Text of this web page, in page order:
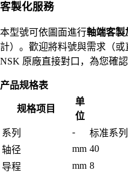
客製化服務
本型號可依圖面進行軸端客製
計）。歡迎將料號與需求（
NSK 原廠直接對口，為您確
产品规格表
规格项目
单
位
系列 -
标准系
轴径
mm 40
导程
mm 8